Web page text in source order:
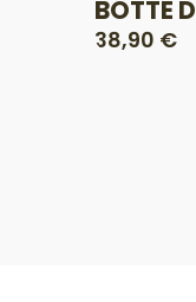
BOTTE
38,90 €